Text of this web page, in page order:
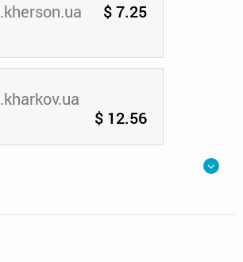
.kherson.ua $ 7.25
.kharkov.ua
$ 12.56